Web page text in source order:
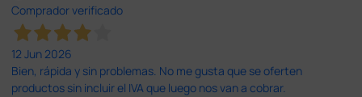
Comprador verificado
12 Jun 2026
Bien, rápida y sin problemas. No me gusta que se oferten
productos sin incluir el IVA que luego nos van a cobrar.